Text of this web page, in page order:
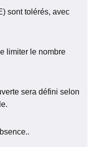
sont tolérés, avec
limiter le nombre
sera défini selon